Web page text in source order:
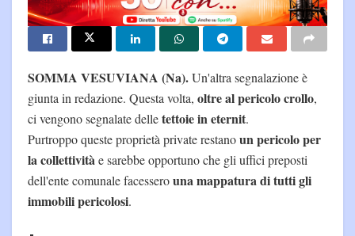
SOMMA VESUVIANA (Na).Un'altra segnalazione è
giunta in redazione. Questa volta, oltre al pericolo crollo,
ci vengono segnalate delletettoie in eternit.
Purtroppo queste proprietà private restanoun pericolo per
la collettivitàe sarebbe opportuno che gli uffici preposti
dell'ente comunale facesserouna mappatura di tutti gli
immobili pericolosi.